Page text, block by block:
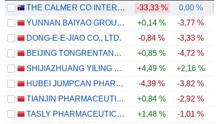
THE CALMER CO INTERNATIONAL LIMITED -33,33 % 0,00 %
YUNNAN BAIYAO GROUP CO.,LTD
+0,14 % -3,77 %
DONG-E-E-JIAO CO., LTD.
-0,84 % -3,33 %
BEIJING TONGRENTANG CO., LTD
+0,85 % -4,72 %
SHIJIAZHUANG YILING PHARMACEUTICAL CO., LTD.
+4,49 % +2,16 %
HUBEI JUMPCAN PHARMACEUTICAL CO., LTD.
-4,39 % -3,82 %
TIANJIN PHARMACEUTICAL DA REN TANG GROUP CORPORATION LIMITED
+0,84 % -2,92 %
TASLY PHARMACEUTICAL GROUP CO., LTD
+1,48 % -1,01 %